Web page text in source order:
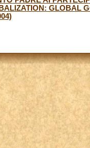
GLOBAL